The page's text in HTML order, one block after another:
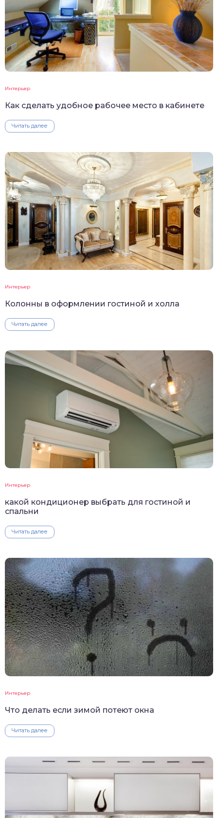
Интерьер
Как сделать удобное рабочее место в кабинете
Читать далее
Интерьер
Колонны в оформлении гостиной и холла
Читать далее
Интерьер
какой кондиционер выбрать для гостиной и
спальни
Читать далее
Интерьер
Что делать если зимой потеют окна
Читать далее